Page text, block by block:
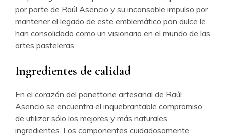
por parte de Raúl Asencio y su incansable impulso por
mantener el legado de este emblemático pan dulce le
han consolidado como un visionario en el mundo de las
artes pasteleras.
Ingredientes de calidad
En el corazón del panettone artesanal de Raúl
Asencio se encuentra el inquebrantable compromiso
de utilizar sólo los mejores y más naturales
ingredientes. Los componentes cuidadosamente